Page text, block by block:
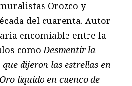
Orozco y
del cuarenta. Autor
encomiable entre la
comoDesmentir la
dijeron las estrellas en
líquido en cuenco de